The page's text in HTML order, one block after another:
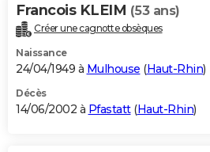
Francois KLEIM (53 ans)
Créer une cagnotte obsèques
Naissance
24/04/1949 à Mulhouse (Haut-Rhin)
Décès
14/06/2002 à Pfastatt(Haut-Rhin)